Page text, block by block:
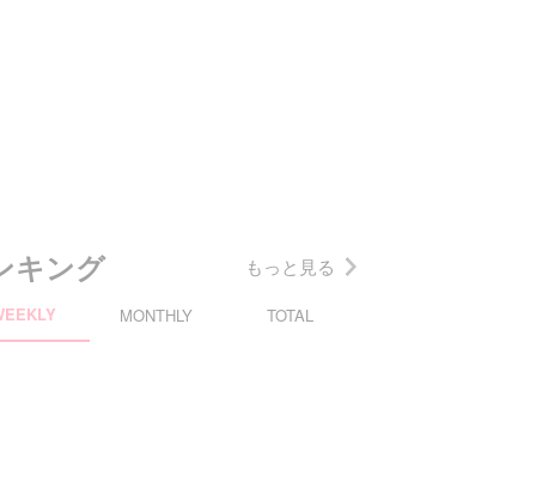
キング もっと見る
MONTHLY TOTAL